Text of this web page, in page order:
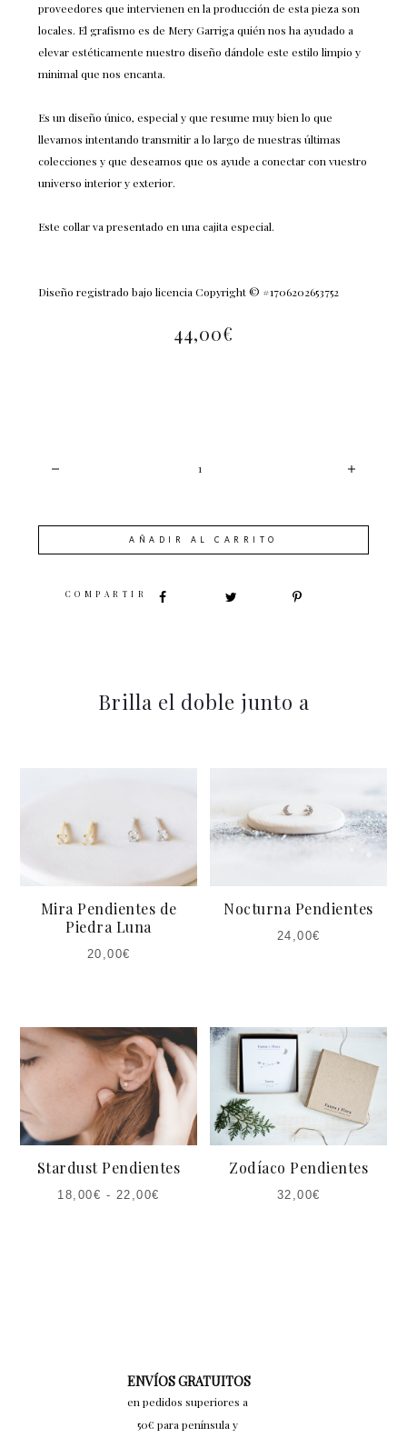
proveedores que intervienen en la producción de esta pieza son
locales. El grafismo es de Mery Garriga quién nos ha ayudado a
elevar estéticamente nuestro diseño dándole este estilo limpio y
minimal que nos encanta.
Es un diseño único, especial y que resume muy bien lo que
llevamos intentando transmitir a lo largo de nuestras últimas
colecciones y que deseamos que os ayude a conectar con vuestro
universo interior y exterior.
Este collar va presentado en una cajita especial.
Diseño registrado bajo licencia Copyright © #1706202653752
44,00€
AÑADIR AL CARRITO
SHARE
Brilla el doble junto a
Mira Pendientes de
Piedra Luna
20,00€
Nocturna Pendientes
24,00€
Stardust Pendientes
18,00€ - 22,00€
Zodíaco Pendientes
32,00€
ENVÍOS GRATUITOS
en pedidos superiores a
50€ para península y